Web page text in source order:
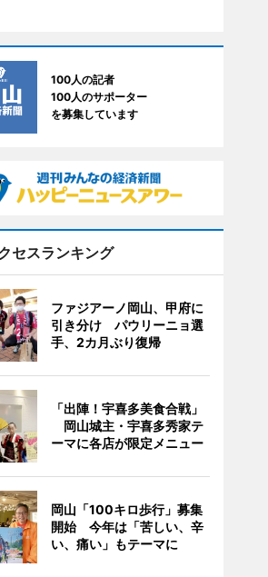
100人の記者
100人のサポーター
を募集しています
セスランキング
ファジアーノ岡山、甲府に
引き分け パウリーニョ選
手、2カ月ぶり復帰
「出陣！宇喜多美食合戦」
岡山城主・宇喜多秀家テ
ーマに各店が限定メニュー
岡山「100キロ歩行」募集
開始 今年は「苦しい、辛
い、痛い」もテーマに